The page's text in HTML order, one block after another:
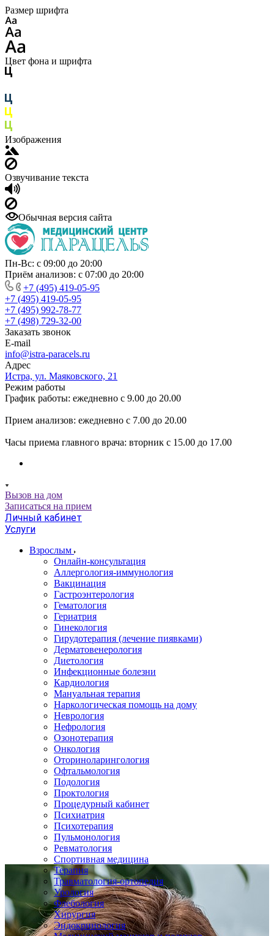
Размер шрифта
Цвет фона и шрифта
Изображения
Озвучивание текста
Обычная версия сайта
Пн-Вс: с 09:00 до 20:00
Приём анализов: с 07:00 до 20:00
+7 (495) 419-05-95
+7 (495) 419-05-95
+7 (495) 992-78-77
+7 (498) 729-32-00
Заказать звонок
E-mail
info@istra-paracels.ru
Адрес
Истра, ул. Маяковского, 21
Режим работы
График работы: ежедневно с 9.00 до 20.00
Прием анализов: ежедневно с 7.00 до 20.00
Часы приема главного врача: вторник с 15.00 до 17.00
Вызов на дом
Записаться на прием
Личный кабинет
Услуги
Взрослым
Онлайн-консультация
Аллергология-иммунология
Вакцинация
Гастроэнтерология
Гематология
Гериатрия
Гинекология
Гирудотерапия (лечение пиявками)
Дерматовенерология
Диетология
Инфекционные болезни
Кардиология
Мануальная терапия
Наркологическая помощь на дому
Неврология
Нефрология
Озонотерапия
Онкология
Оториноларингология
Офтальмология
Подология
Проктология
Процедурный кабинет
Психиатрия
Психотерапия
Пульмонология
Ревматология
Спортивная медицина
Терапия
Травматология-ортопедия
Урология
Флебология
Хирургия
Эндокринология